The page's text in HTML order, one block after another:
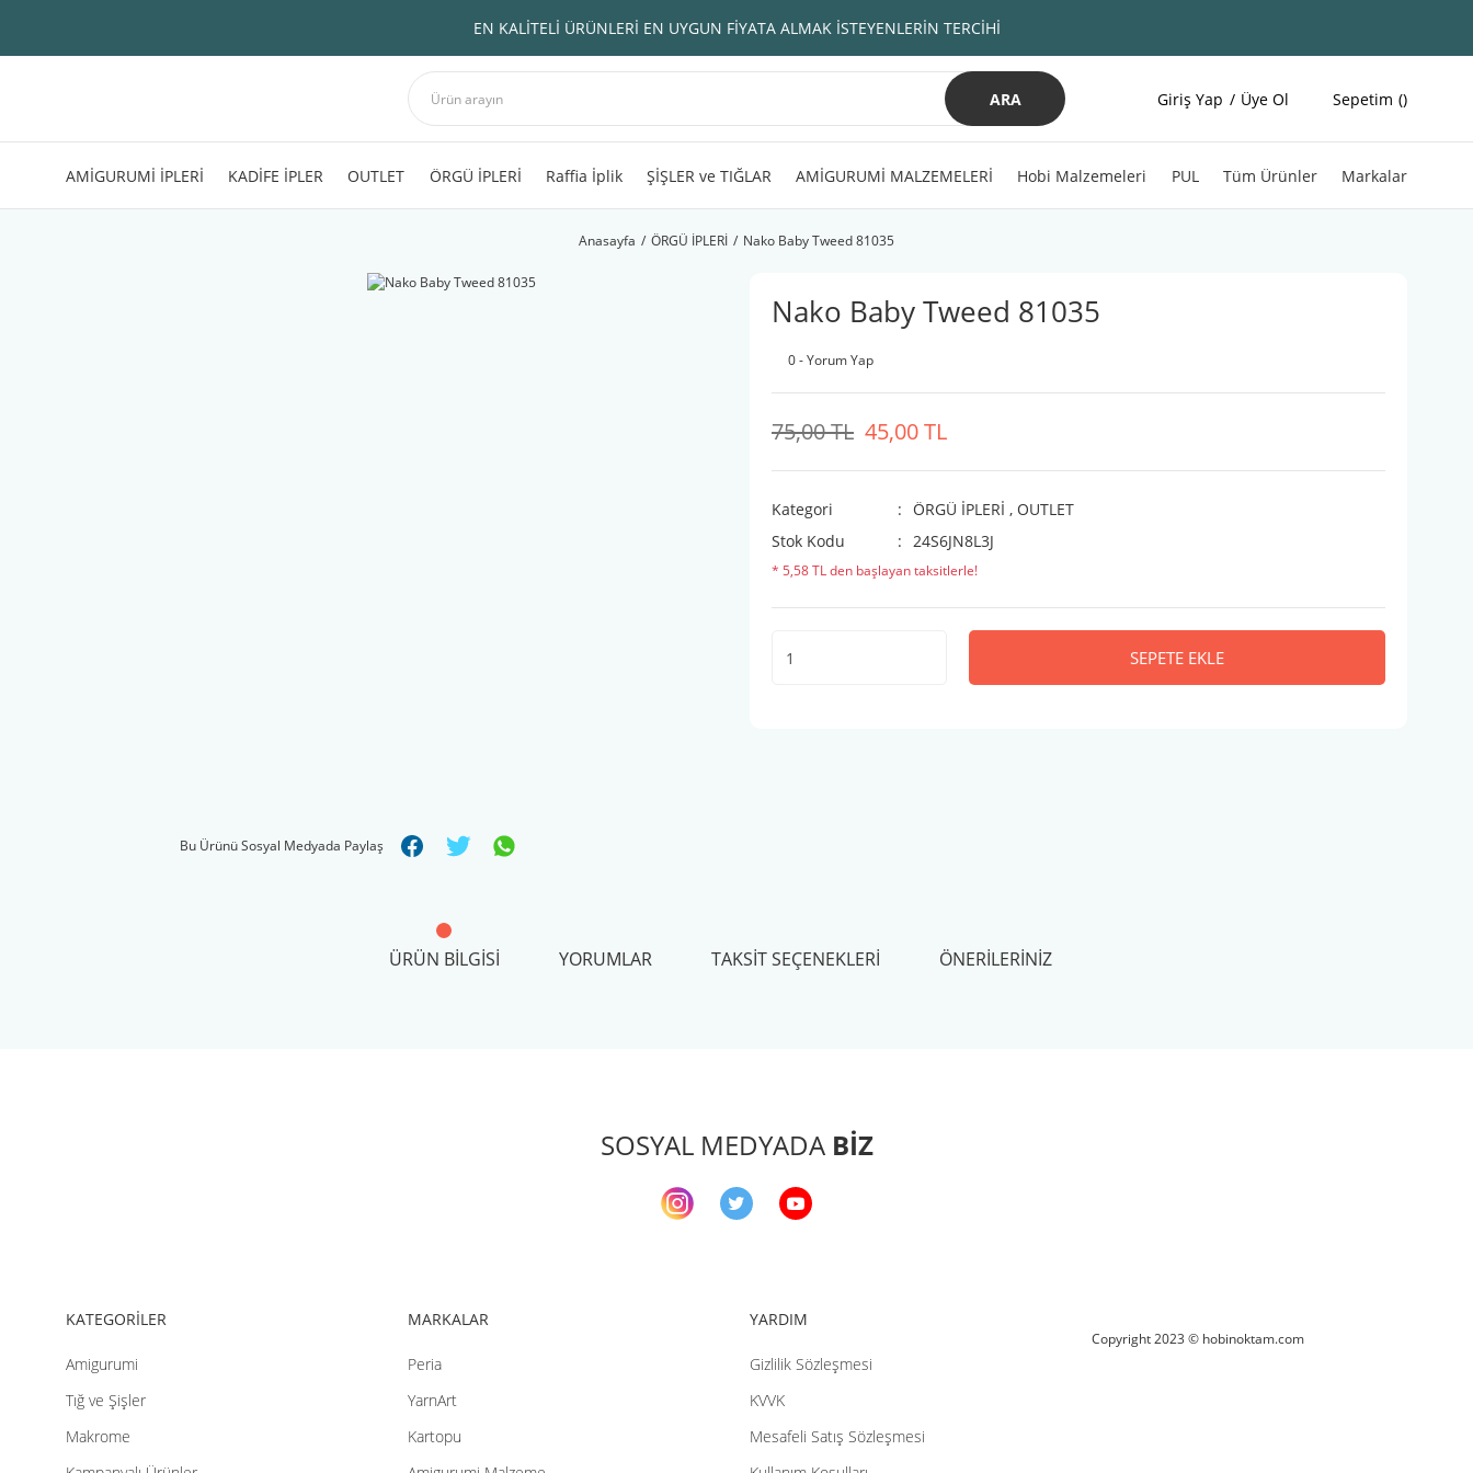
EN KALİTELİ ÜRÜNLERİ EN UYGUN FİYATA ALMAK İSTEYENLERİN TERCİHİ
ARA Giriş Yap Üye Ol Sepetim
AMİGURUMİ İPLERİ KADİFE İPLER OUTLET ÖRGÜ İPLERİ Raffia İplik ŞİŞLER ve TIĞLAR AMİGURUMİ MALZEMELERİ Hobi Malzemeleri PUL Tüm Ürünler Markalar
Anasayfa ÖRGÜ İPLERİ Nako Baby Tweed 81035
Bu Ürünü Sosyal Medyada Paylaş
Nako Baby Tweed 81035
0 - Yorum Yap
45,00 TL
75,00 TL
Kategori ÖRGÜ İPLERİ , OUTLET
Stok Kodu
24S6JN8L3J
* 5,58 TL den başlayan taksitlerle!
SEPETE EKLE
ÜRÜN BILGISI YORUMLAR TAKSIT SEÇENEKLERI ÖNERILERINIZ
Gönder
SOSYAL MEDYADA BİZ
KATEGORİLER
Amigurumi
Tığ ve Şişler
Makrome
MARKALAR
Peria
YarnArt
Kartopu
YARDIM
Gizlilik Sözleşmesi
KVVK
Mesafeli Satış Sözleşmesi
Copyright 2023 © hobinoktam.com